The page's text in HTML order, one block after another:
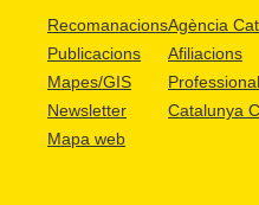
Recomanacions
Publicacions
Mapes/GIS
Newsletter
Mapa web
Agència
Afiliacions
Catalunya